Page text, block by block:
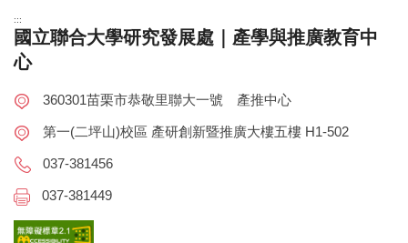
:::
國立聯合大學研究發展處｜產學與推廣教育中
心
360301苗栗市恭敬里聯大一號 產推中心
第一(二坪山)校區 產研創新暨推廣大樓五樓 H1-502
037-381456
037-381449